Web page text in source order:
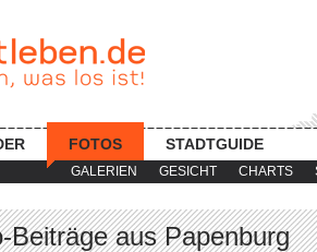
GALERIEN GESICHT CHARTS
FOTOS STADTGUIDE
Beiträge aus Papenburg